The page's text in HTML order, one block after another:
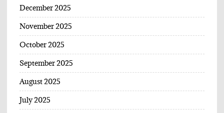
December 2025
November 2025
October 2025
September 2025
August 2025
July 2025